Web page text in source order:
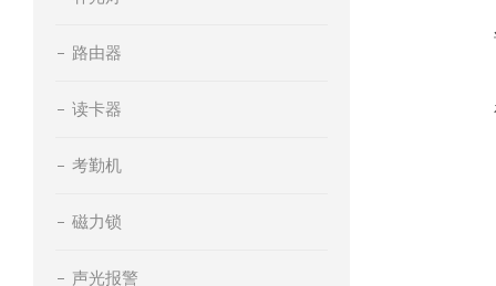
路由器
读卡器
考勤机
磁力锁
声光报警